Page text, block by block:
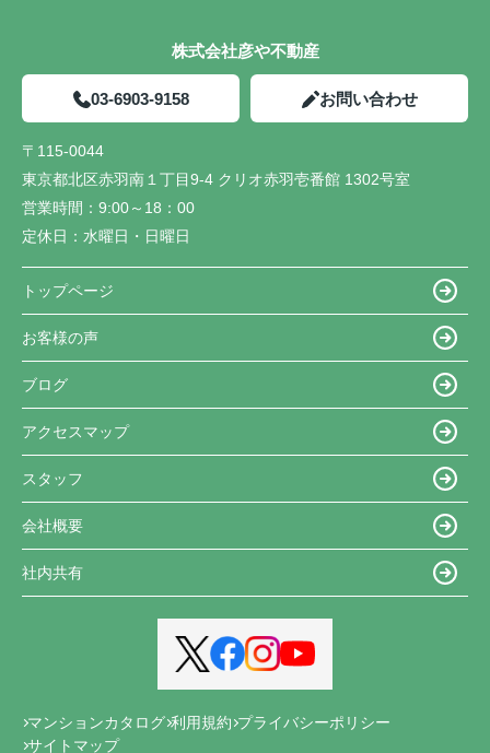
株式会社彦や不動産
03-6903-9158 お問い合わせ
〒115-0044
東京都北区赤羽南１丁目9-4 クリオ赤羽壱番館 1302号室
営業時間： 9:00～18：00
定休日： 水曜日・日曜日
トップページ
お客様の声
ブログ
アクセスマップ
スタッフ
会社概要
社内共有
マンションカタログ 利用規約 プライバシーポリシー
サイトマップ